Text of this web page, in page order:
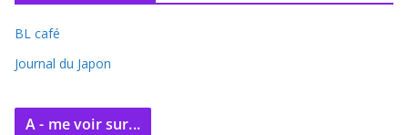
BL café
Journal du Japon
A - me voir sur...